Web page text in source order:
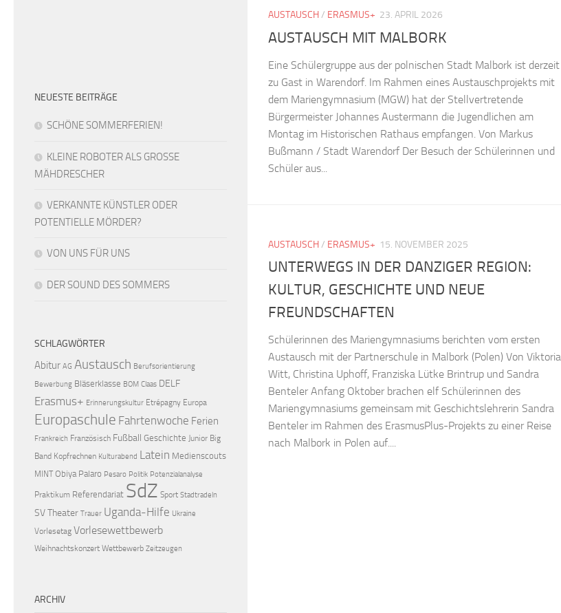
AUSTAUSCH/ ERASMUS+ 23. APRIL 2026
AUSTAUSCH MIT MALBORK
Eine Schülergruppe aus der polnischen Stadt Malbork ist derzeit
zu Gast in Warendorf. Im Rahmen eines Austauschprojekts mit
dem Mariengymnasium (MGW) hat der Stellvertretende
Bürgermeister Johannes Austermann die Jugendlichen am
Montag im Historischen Rathaus empfangen. Von Markus
Bußmann / Stadt Warendorf Der Besuch der Schülerinnen und
Schüler aus...
AUSTAUSCH/ ERASMUS+ 15. NOVEMBER 2025
UNTERWEGS IN DER DANZIGER REGION:
KULTUR, GESCHICHTE UND NEUE
FREUNDSCHAFTEN
Schülerinnen des Mariengymnasiums berichten vom ersten
Austausch mit der Partnerschule in Malbork (Polen) Von Viktoria
Witt, Christina Uphoff, Franziska Lütke Brintrup und Sandra
Benteler Anfang Oktober brachen elf Schülerinnen des
Mariengymnasiums gemeinsam mit Geschichtslehrerin Sandra
Benteler im Rahmen des ErasmusPlus-Projekts zu einer Reise
nach Malbork in Polen auf....
NEUESTE BEITRÄGE
SCHÖNE SOMMERFERIEN!
KLEINE ROBOTER ALS GROSSE
MÄHDRESCHER
VERKANNTE KÜNSTLER ODER
POTENTIELLE MÖRDER?
VON UNS FÜR UNS
DER SOUND DES SOMMERS
SCHLAGWÖRTER
Abitur AG Austausch Berufsorientierung
Bewerbung Bläserklasse BOM Claas DELF
Erasmus+ Erinnerungskultur Etrépagny Europa
Europaschule Fahrtenwoche Ferien
Frankreich Französisch Fußball Geschichte Junior Big
Band Kopfrechnen Kulturabend Latein Medienscouts
MINT Obiya Palaro Pesaro Politik Potenzialanalyse
Praktikum Referendariat SdZ Sport Stadtradeln
SVTheater Trauer Uganda-Hilfe Ukraine
Vorlesetag Vorlesewettbewerb
Weihnachtskonzert Wettbewerb Zeitzeugen
ARCHIV